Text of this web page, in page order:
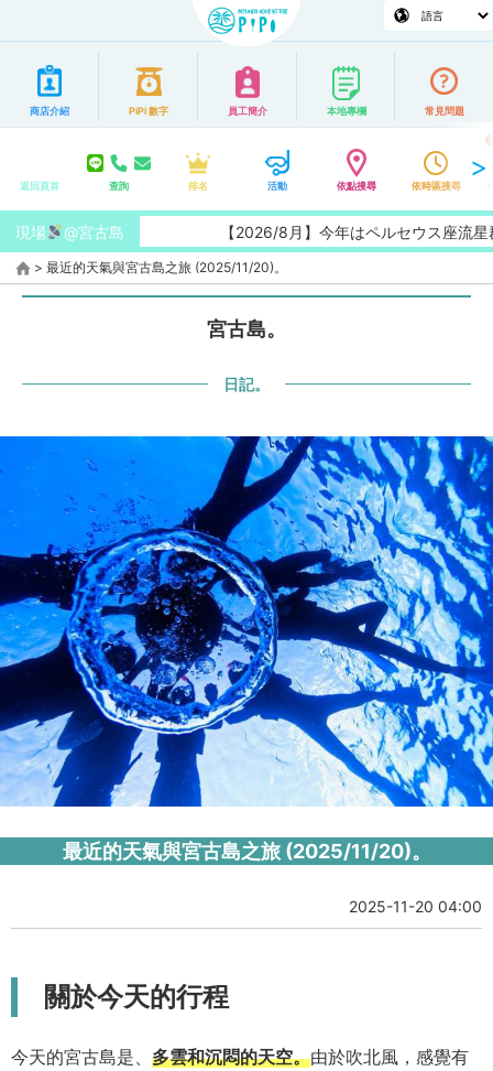
商店介紹 PiPi 數字 員工簡介 本地專欄 常見問題
返回頁首 查詢 排名 活動 依點搜尋 依時區搜尋
現場 @宮古島 【2026/8月】今年はペルセウス座流星群
> 最近的天氣與宮古島之旅 (2025/11/20)。
宮古島。
日記。
最近的天氣與宮古島之旅 (2025/11/20)。
2025-11-20 04:00
關於今天的行程
今天的宮古島是、 多雲和沉悶的天空。由於吹北風，感覺有